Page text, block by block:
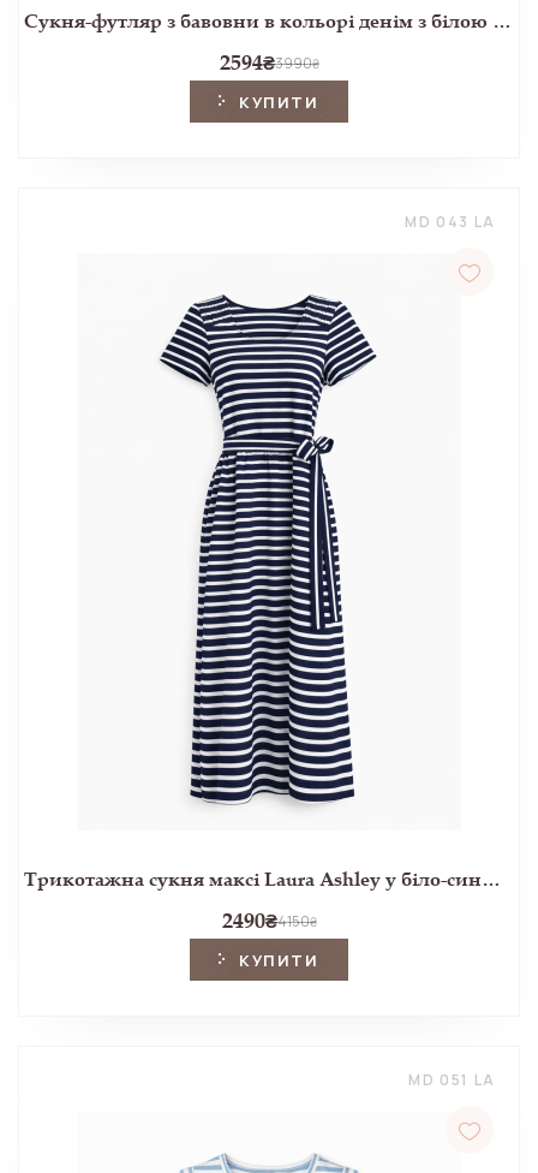
Сукня-футляр з бавовни в кольорі денім з білою вишивкою
2594₴3990₴
КУПИТИ
MD 043 LA
Трикотажна сукня максі Laura Ashley у біло-синю смужку
2490₴4150₴
КУПИТИ
MD 051 LA